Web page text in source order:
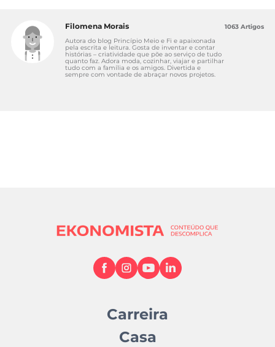
Filomena Morais
Autora do blog Princípio Meio e Fi e apaixonada
pela escrita e leitura. Gosta de inventar e contar
histórias – criatividade que põe ao serviço de tudo
quanto faz. Adora moda, cozinhar, viajar e partilhar
tudo com a família e os amigos. Divertida e
sempre com vontade de abraçar novos projetos.
1063 Artigos
Carreira
Casa